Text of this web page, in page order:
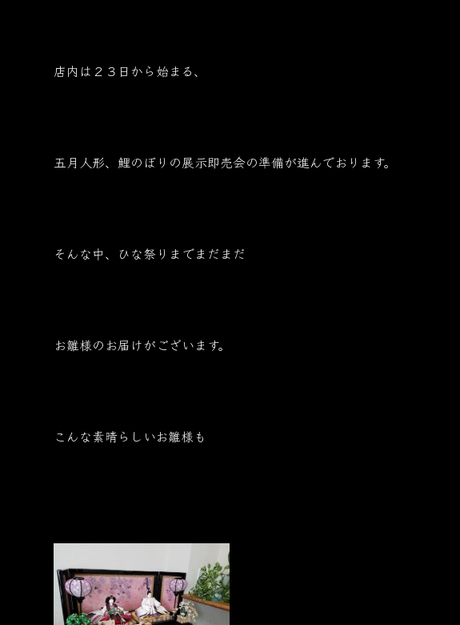
店内は２３日から始まる、
五月人形、鯉のぼりの展示即売会の準備が進んでおります。
そんな中、ひな祭りまでまだまだ
お雛様のお届けがございます。
こんな素晴らしいお雛様も